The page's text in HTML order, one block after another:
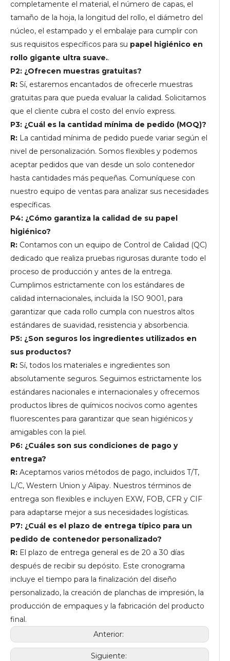
completamente el material, el número de capas, el
tamaño de la hoja, la longitud del rollo, el diámetro del
núcleo, el estampado y el embalaje para cumplir con
sus requisitos específicos para su papel higiénico en
rollo gigante ultra suave..
P2: ¿Ofrecen muestras gratuitas?
R: Sí, estaremos encantados de ofrecerle muestras
gratuitas para que pueda evaluar la calidad. Solicitamos
que el cliente cubra el costo del envío express.
P3: ¿Cuál es la cantidad mínima de pedido (MOQ)?
R: La cantidad mínima de pedido puede variar según el
nivel de personalización. Somos flexibles y podemos
aceptar pedidos que van desde un solo contenedor
hasta cantidades más pequeñas. Comuníquese con
nuestro equipo de ventas para analizar sus necesidades
específicas.
P4: ¿Cómo garantiza la calidad de su papel
higiénico?
R: Contamos con un equipo de Control de Calidad (QC)
dedicado que realiza pruebas rigurosas durante todo el
proceso de producción y antes de la entrega.
Cumplimos estrictamente con los estándares de
calidad internacionales, incluida la ISO 9001, para
garantizar que cada rollo cumpla con nuestros altos
estándares de suavidad, resistencia y absorbencia.
P5: ¿Son seguros los ingredientes utilizados en
sus productos?
R: Sí, todos los materiales e ingredientes son
absolutamente seguros. Seguimos estrictamente los
estándares nacionales e internacionales y ofrecemos
productos libres de químicos nocivos como agentes
fluorescentes para garantizar que sean higiénicos y
amigables con la piel.
P6: ¿Cuáles son sus condiciones de pago y
entrega?
R: Aceptamos varios métodos de pago, incluidos T/T,
L/C, Western Union y Alipay. Nuestros términos de
entrega son flexibles e incluyen EXW, FOB, CFR y CIF
para adaptarse mejor a sus necesidades logísticas.
P7: ¿Cuál es el plazo de entrega típico para un
pedido de contenedor personalizado?
R: El plazo de entrega general es de 20 a 30 días
después de recibir su depósito. Este cronograma
incluye el tiempo para la finalización del diseño
personalizado, la creación de planchas de impresión, la
producción de empaques y la fabricación del producto
final.
Anterior:
Siguiente: